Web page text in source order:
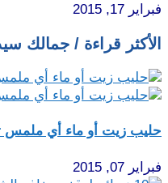
فبراير 17, 2015
الأكثر قراءة / جمالك
حليب زيت أو ماء أي ملمس
فبراير 07, 2015